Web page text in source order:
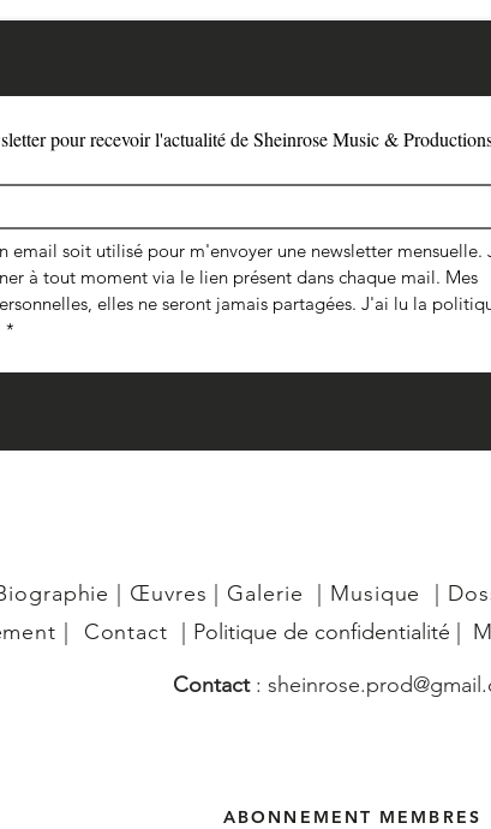
La reine Esther, la femme par
excellence (1ère partie)
pour recevoir l'actualité de Sheinrose Music &
email soit utilisé pour m'envoyer une newsletter mensuelle.
à tout moment via le lien présent dans chaque mail. Mes
elles ne seront jamais partagées. J'ai lu la
*
Œuvres Galerie Musique
Contact Politique de confidentialité
Contact :
ABONNEMENT MEMBRES